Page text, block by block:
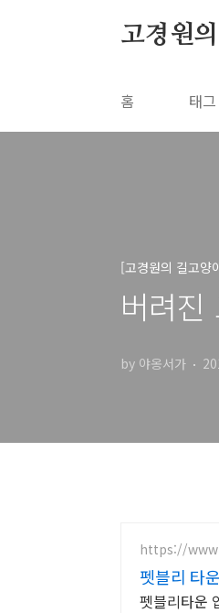
고경원
홈 태그
[고경원의 길고양
버려
by 야옹서가
https://
펫블리 타
펫블리타운